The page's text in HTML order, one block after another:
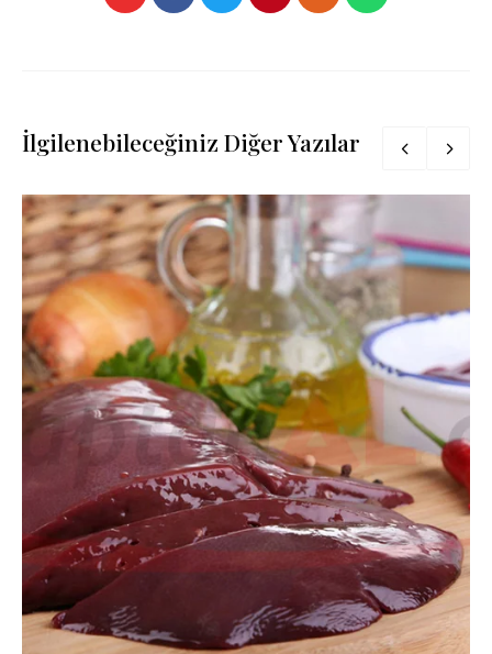
İlgilenebileceğiniz Diğer Yazılar